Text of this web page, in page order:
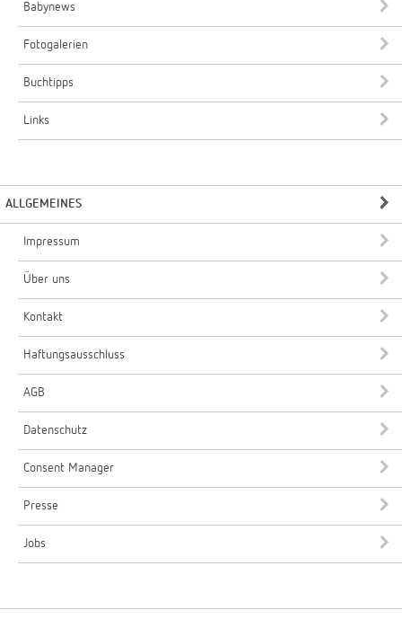
Babynews
Fotogalerien
Buchtipps
Links
ALLGEMEINES
Impressum
Über uns
Kontakt
Haftungsausschluss
AGB
Datenschutz
Consent Manager
Presse
Jobs